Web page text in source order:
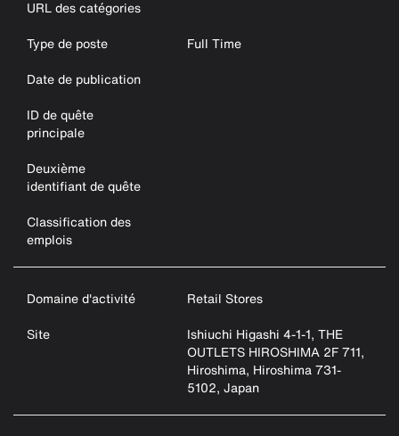
URL des catégories
Type de poste
Full Time
Date de publication
ID de quête
principale
Deuxième
identifiant de quête
Classification des
emplois
Domaine d'activité
Retail Stores
Site
Ishiuchi Higashi 4-1-1, THE
OUTLETS HIROSHIMA 2F 711,
Hiroshima, Hiroshima 731-
5102, Japan